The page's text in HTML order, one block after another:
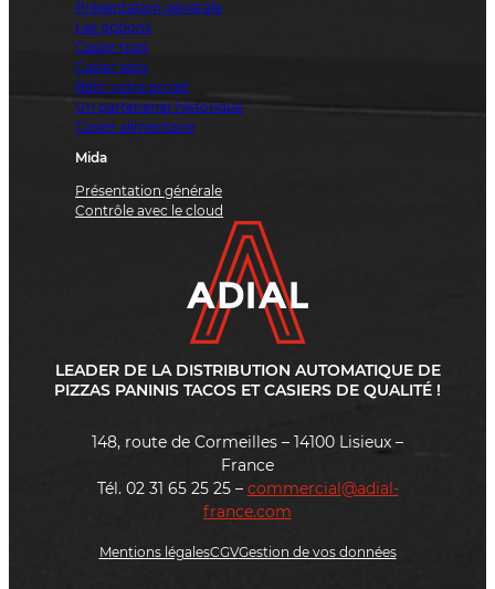
Présentation générale
Les options
Casier frais
Casier secs
Bâtir votre projet
Un partenariat historique
Casier alimentaire
Mida
Présentation générale
Contrôle avec le cloud
LEADER DE LA DISTRIBUTION AUTOMATIQUE DE
PIZZAS PANINIS TACOS ET CASIERS DE QUALITÉ !
148, route de Cormeilles – 14100 Lisieux –
France
Tél. 02 31 65 25 25 – commercial@adial-
france.com
Mentions légalesCGVGestion de vos données